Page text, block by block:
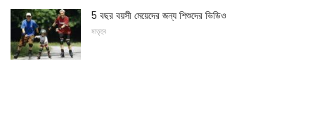
5 বছর বয়সী মেয়েদের জন্য শিশুদের ভিডিও
মাতৃত্ব